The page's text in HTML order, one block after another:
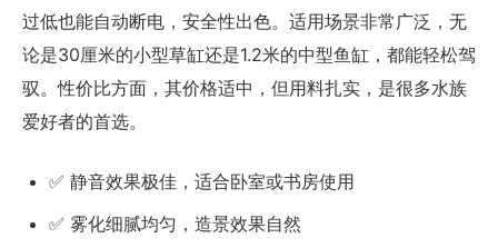
过低也能自动断电，安全性出色。适用场景非常广泛，无
论是30厘米的小型草缸还是1.2米的中型鱼缸，都能轻松驾
驭。性价比方面，其价格适中，但用料扎实，是很多水族
爱好者的首选。
✅ 静音效果极佳，适合卧室或书房使用
✅ 雾化细腻均匀，造景效果自然